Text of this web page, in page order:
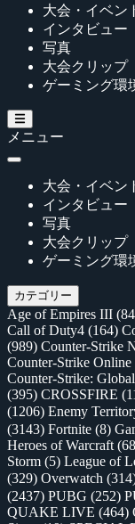
大会・イベン
インタビュー
写真
大会クリップ
ゲーミング環
メニュー
大会・イベン
インタビュー
写真
大会クリップ
ゲーミング環
カテゴリー
Age of Empires III
Call of Duty4 (164)
(989) Counter-Strike
Counter-Strike Online
Counter-Strike:
(395) CROSSFIRE
(1206) Enemy
(3143) Fortnite (8)
Heroes of Warcraft
Storm (5) League of
(329) Overwatch
(2437) PUBG (252)
QUAKE LIVE (464)